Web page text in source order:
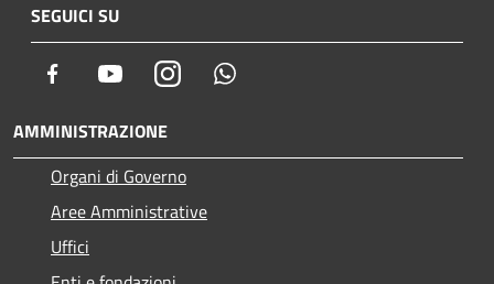
SEGUICI SU
Facebook YoutubeInstagram
AMMINISTRAZIONE
Organi di Governo
Aree Amministrative
Uffici